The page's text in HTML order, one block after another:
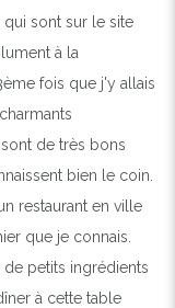
sont sur le site
à la
fois que j'y allais
de très bons
bien le coin.
restaurant en ville
que je connais.
de petits ingrédients
à cette table